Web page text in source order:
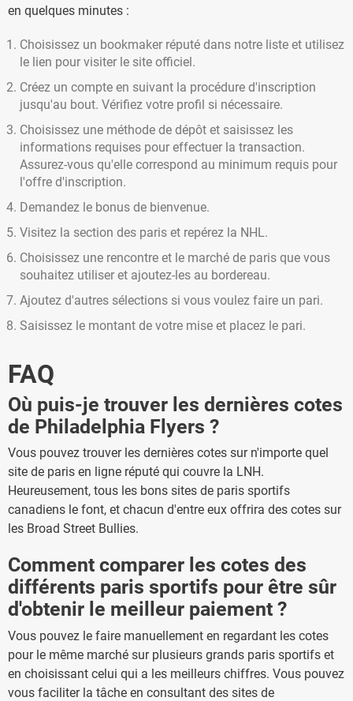
en quelques minutes :
Choisissez un bookmaker réputé dans notre liste et utilisez
le lien pour visiter le site officiel.
Créez un compte en suivant la procédure d'inscription
jusqu'au bout. Vérifiez votre profil si nécessaire.
Choisissez une méthode de dépôt et saisissez les
informations requises pour effectuer la transaction.
Assurez-vous qu'elle correspond au minimum requis pour
l'offre d'inscription.
Demandez le bonus de bienvenue.
Visitez la section des paris et repérez la NHL.
Choisissez une rencontre et le marché de paris que vous
souhaitez utiliser et ajoutez-les au bordereau.
Ajoutez d'autres sélections si vous voulez faire un pari.
Saisissez le montant de votre mise et placez le pari.
FAQ
Où puis-je trouver les dernières cotes
de Philadelphia Flyers ?
Vous pouvez trouver les dernières cotes sur n'importe quel
site de paris en ligne réputé qui couvre la LNH.
Heureusement, tous les bons sites de paris sportifs
canadiens le font, et chacun d'entre eux offrira des cotes sur
les Broad Street Bullies.
Comment comparer les cotes des
différents paris sportifs pour être sûr
d'obtenir le meilleur paiement ?
Vous pouvez le faire manuellement en regardant les cotes
pour le même marché sur plusieurs grands paris sportifs et
en choisissant celui qui a les meilleurs chiffres. Vous pouvez
vous faciliter la tâche en consultant des sites de